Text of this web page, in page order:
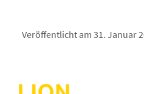
Veröffentlicht am 31. Januar